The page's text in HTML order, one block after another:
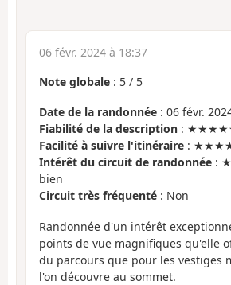
06 févr. 2024 à 18:37
Note globale : 5 / 5
Date de la randonnée : 06 févr.
Fiabilité de la description :
Facilité à suivre l'itinéraire :
Intérêt du circuit de randonnée :
bien
Circuit très fréquenté : Non
Randonnée d'un intérêt
points de vue magnifiques qu'elle
du parcours que pour les vestiges
l'on découvre au sommet.